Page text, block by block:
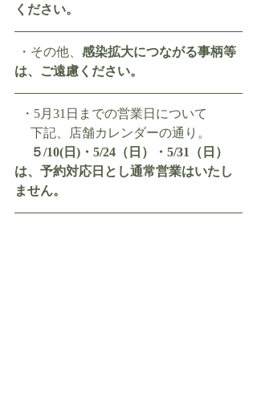
ください。
・その他、 感染拡大につながる事柄等
は、ご遠慮ください。
  ・5月31日までの営業日について
下記、店舗カレンダーの通り。
５/10(日)・5/24（日）・5/31（日）
は、予約対応日とし通常営業はいたし
ません。